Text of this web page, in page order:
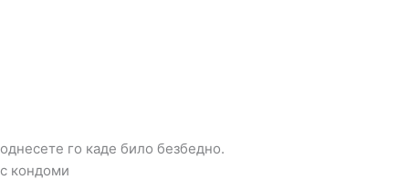
го каде било безбедно.
кондоми